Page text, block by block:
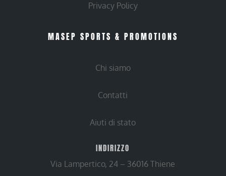
Privacy Policy
MASEP SPORTS & PROMOTIONS
Chi siamo
Contatti
Aiuti di stato
INDIRIZZO
Via Lampertico, 24 – 36016 Thiene